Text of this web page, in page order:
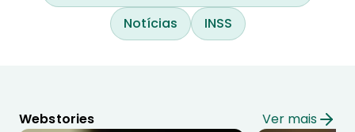
Notícias
INSS
Webstories Ver mais